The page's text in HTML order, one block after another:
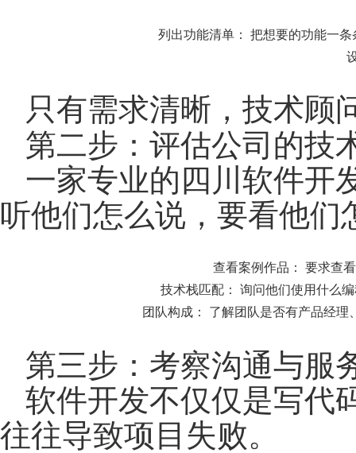
列出功能清单：
把想要的功能一条
只有需求清晰，技术顾
第二步：评估公司的技
一家专业的四川软件开
听他们怎么说，要看他们
查看案例作品：
要求查
技术栈匹配：
询问他们使用什么
团队构成：
了解团队是否有产品经理
第三步：考察沟通与服
软件开发不仅仅是写代
往往导致项目失败。